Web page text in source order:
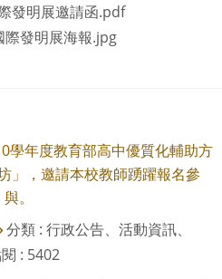
發明展邀請函.pdf
際發明展海報.jpg
學年度教育部高中優質化輔助方
」，邀請本校教師踴躍報名參
與。
分類 : 行政公告、活動資訊、
: 5402